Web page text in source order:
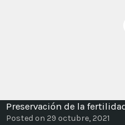
Preservación de la
Posted on 29 octubre, 2021